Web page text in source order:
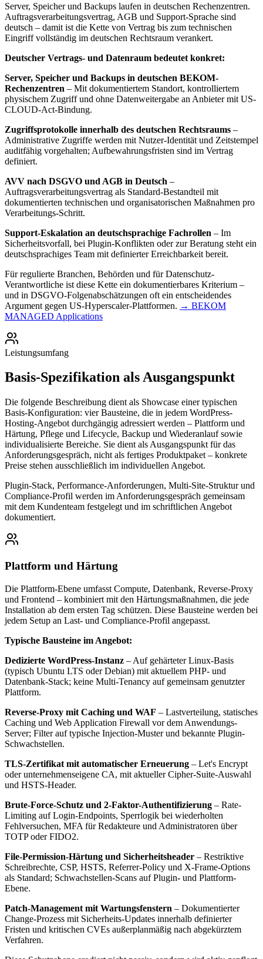
Server, Speicher und Backups laufen in deutschen Rechenzentren.
Auftragsverarbeitungsvertrag, AGB und Support-Sprache sind
deutsch – damit ist die Kette von Vertrag bis zum technischen
Eingriff vollständig im deutschen Rechtsraum verankert.
Deutscher Vertrags- und Datenraum bedeutet konkret:
Server, Speicher und Backups in deutschen BEKOM-
Rechenzentren – Mit dokumentiertem Standort, kontrolliertem
physischem Zugriff und ohne Datenweitergabe an Anbieter mit US-
CLOUD-Act-Bindung.
Zugriffsprotokolle innerhalb des deutschen Rechtsraums –
Administrative Zugriffe werden mit Nutzer-Identität und Zeitstempel
auditfähig vorgehalten; Aufbewahrungsfristen sind im Vertrag
definiert.
AVV nach DSGVO und AGB in Deutsch –
Auftragsverarbeitungsvertrag als Standard-Bestandteil mit
dokumentierten technischen und organisatorischen Maßnahmen pro
Verarbeitungs-Schritt.
Support-Eskalation an deutschsprachige Fachrollen – Im
Sicherheitsvorfall, bei Plugin-Konflikten oder zur Beratung steht ein
deutschsprachiges Team mit definierter Erreichbarkeit bereit.
Für regulierte Branchen, Behörden und für Datenschutz-
Verantwortliche ist diese Kette ein dokumentierbares Kriterium –
und in DSGVO-Folgenabschätzungen oft ein entscheidendes
Argument gegen US-Hyperscaler-Plattformen. → BEKOM
MANAGED Applications
Leistungsumfang
Basis-Spezifikation als Ausgangspunkt
Die folgende Beschreibung dient als Showcase einer typischen
Basis-Konfiguration: vier Bausteine, die in jedem WordPress-
Hosting-Angebot durchgängig adressiert werden – Plattform und
Härtung, Pflege und Lifecycle, Backup und Wiederanlauf sowie
individualisierte Bereiche. Sie dient als Ausgangspunkt für das
Anforderungsgespräch, nicht als fertiges Produktpaket – konkrete
Preise stehen ausschließlich im individuellen Angebot.
Plugin-Stack, Performance-Anforderungen, Multi-Site-Struktur und
Compliance-Profil werden im Anforderungsgespräch gemeinsam
mit dem Kundenteam festgelegt und im schriftlichen Angebot
dokumentiert.
Plattform und Härtung
Die Plattform-Ebene umfasst Compute, Datenbank, Reverse-Proxy
und Frontend – kombiniert mit den Härtungsmaßnahmen, die jede
Installation ab dem ersten Tag schützen. Diese Bausteine werden bei
jedem Setup an Last- und Compliance-Profil angepasst.
Typische Bausteine im Angebot:
Dedizierte WordPress-Instanz – Auf gehärteter Linux-Basis
(typisch Ubuntu LTS oder Debian) mit aktuellem PHP- und
Datenbank-Stack; keine Multi-Tenancy auf gemeinsam genutzter
Plattform.
Reverse-Proxy mit Caching und WAF – Lastverteilung, statisches
Caching und Web Application Firewall vor dem Anwendungs-
Server; Filter auf typische Injection-Muster und bekannte Plugin-
Schwachstellen.
TLS-Zertifikat mit automatischer Erneuerung – Let's Encrypt
oder unternehmenseigene CA, mit aktueller Cipher-Suite-Auswahl
und HSTS-Header.
Brute-Force-Schutz und 2-Faktor-Authentifizierung – Rate-
Limiting auf Login-Endpoints, Sperrlogik bei wiederholten
Fehlversuchen, MFA für Redakteure und Administratoren über
TOTP oder FIDO2.
File-Permission-Härtung und Sicherheitsheader – Restriktive
Schreibrechte, CSP, HSTS, Referrer-Policy und X-Frame-Options
als Standard; Schwachstellen-Scans auf Plugin- und Plattform-
Ebene.
Patch-Management mit Wartungsfenstern – Dokumentierter
Change-Prozess mit Sicherheits-Updates innerhalb definierter
Fristen und kritischen CVEs außerplanmäßig nach abgekürztem
Verfahren.